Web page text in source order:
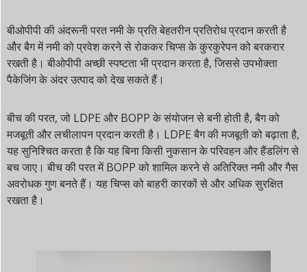
बीओपीपी की अंदरूनी परत नमी के प्रति बेहतरीन प्रतिरोध प्रदान करती है
और बैग में नमी को प्रवेश करने से रोककर चिप्स के कुरकुरेपन को बरकरार
रखती है। बीओपीपी अच्छी स्पष्टता भी प्रदान करता है, जिससे उपभोक्ता
पैकेजिंग के अंदर उत्पाद को देख सकते हैं।
बीच की परत, जो LDPE और BOPP के संयोजन से बनी होती है, बैग को
मजबूती और लचीलापन प्रदान करती है। LDPE बैग की मजबूती को बढ़ाता है,
यह सुनिश्चित करता है कि यह बिना किसी नुकसान के परिवहन और हैंडलिंग से
बच जाए। बीच की परत में BOPP को शामिल करने से अतिरिक्त नमी और गैस
अवरोधक गुण बनते हैं। यह चिप्स को बाहरी कारकों से और अधिक सुरक्षित
रखता है।